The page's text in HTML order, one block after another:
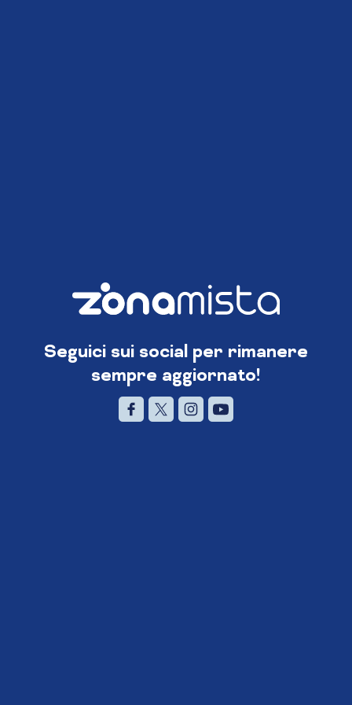
Seguici sui social per rimanere
sempre aggiornato!